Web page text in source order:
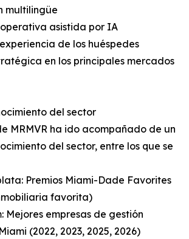
multilingüe
asistida por IA
de los huéspedes
en los principales mercados
del sector
MRMVR ha ido acompañado de un
del sector, entre los que se
Premios Miami-Dade Favorites
favorita)
Mejores empresas de gestión
(2022, 2023, 2025, 2026)